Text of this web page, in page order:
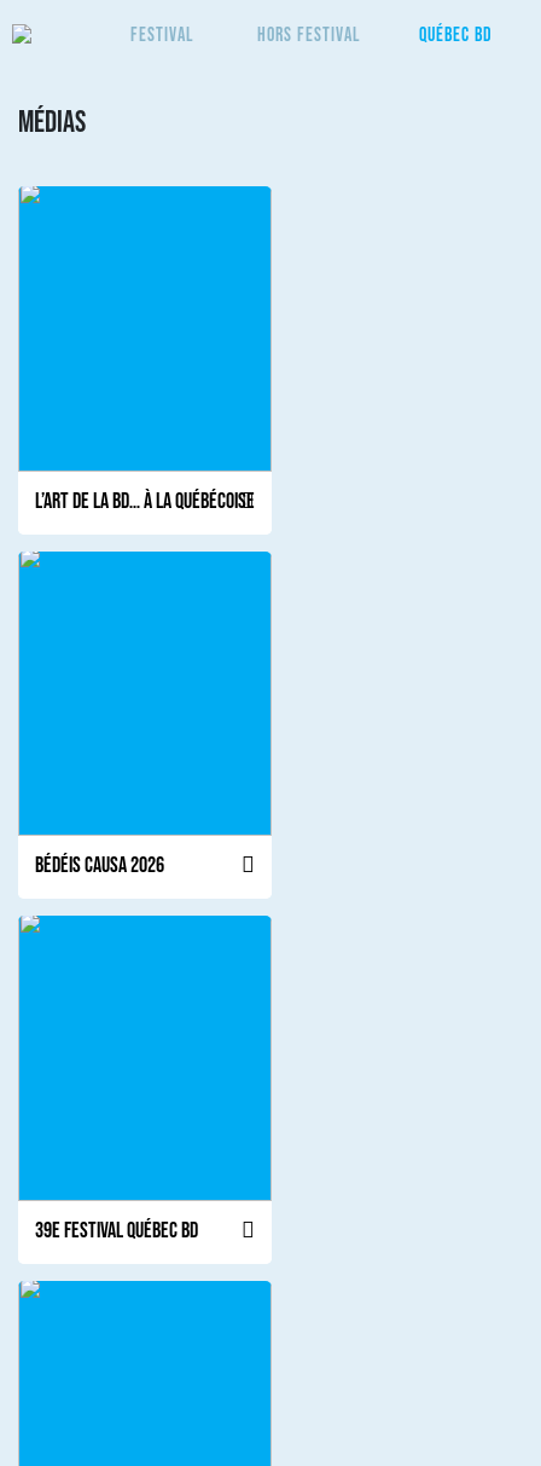
Festival Hors Festival Québec BD
Médias
L’Art de la BD… à la québécoise
Bédéis Causa 2026
39e Festival Québec BD